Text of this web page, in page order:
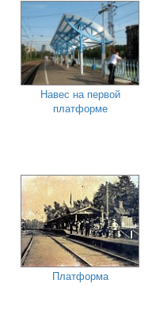
Навес на первой
платформе
Платформа